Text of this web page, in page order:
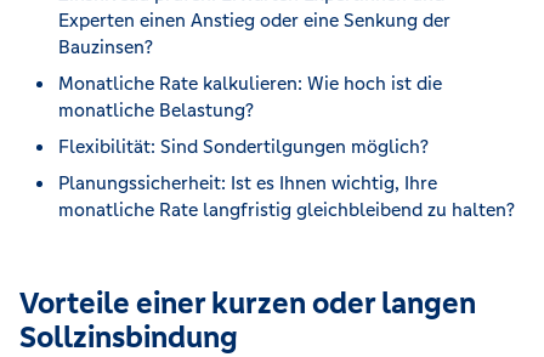
Experten einen Anstieg oder eine Senkung der
Bauzinsen?
Monatliche Rate kalkulieren: Wie hoch ist die
monatliche Belastung?
Flexibilität: Sind Sondertilgungen möglich?
Planungssicherheit: Ist es Ihnen wichtig, Ihre
monatliche Rate langfristig gleichbleibend zu halten?
Vorteile einer kurzen oder langen
Sollzinsbindung